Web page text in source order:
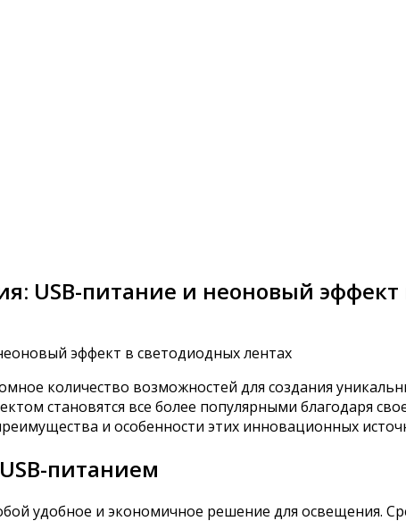
USB-питание и неоновый эффект
количество возможностей для создания
становятся все более популярными благодаря
и особенности этих инновационных
питанием
удобное и экономичное решение для освещения.